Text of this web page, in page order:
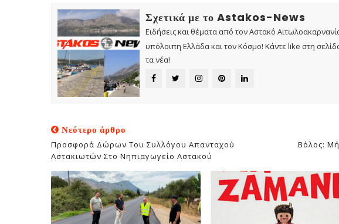
Σχετικά με το Astakos-News
Ειδήσεις και θέματα από τον Αστακό
υπόλοιπη Ελλάδα και τον Κόσμο! Κάντε like στη
τα νέα!
Νεότερο άρθρο
Προσφορά Δώρων Του Συλλόγου Απανταχού
Αστακιωτών Στο Νηπιαγωγείο Αστακού
Βόλος: